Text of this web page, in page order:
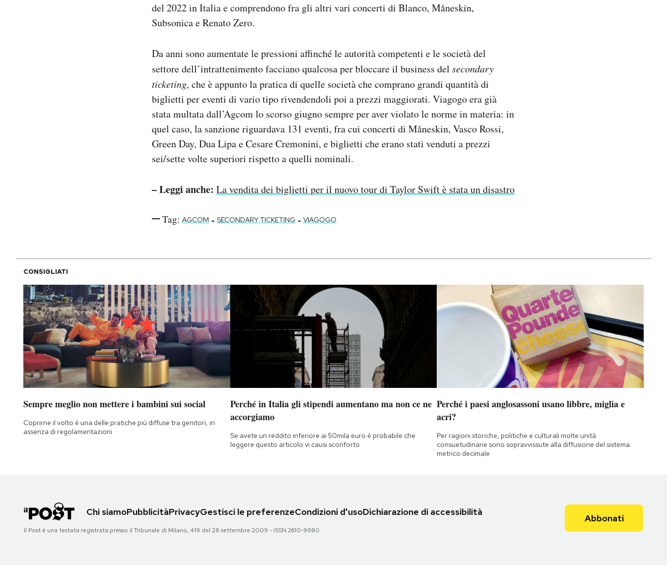
del 2022 in Italia e comprendono fra gli altri vari concerti di Blanco, Måneskin,
Subsonica e Renato Zero.
Da anni sono aumentate le pressioni affinché le autorità competenti e le società del
settore dell’intrattenimento facciano qualcosa per bloccare il business del secondary
ticketing, che è appunto la pratica di quelle società che comprano grandi quantità di
biglietti per eventi di vario tipo rivendendoli poi a prezzi maggiorati. Viagogo era già
stata multata dall’Agcom lo scorso giugno sempre per aver violato le norme in materia: in
quel caso, la sanzione riguardava 131 eventi, fra cui concerti di Måneskin, Vasco Rossi,
Green Day, Dua Lipa e Cesare Cremonini, e biglietti che erano stati venduti a prezzi
sei/sette volte superiori rispetto a quelli nominali.
– Leggi anche: La vendita dei biglietti per il nuovo tour di Taylor Swift è stata un disastro
Tag: AGCOM - SECONDARY TICKETING - VIAGOGO
CONSIGLIATI
Sempre meglio non mettere i bambini sui social
Coprirne il volto è una delle pratiche più diffuse tra genitori, in
assenza di regolamentazioni
Perché in Italia gli stipendi aumentano ma non ce ne
accorgiamo
Se avete un reddito inferiore ai 50mila euro è probabile che
leggere questo articolo vi causi sconforto
Perché i paesi anglosassoni usano libbre, miglia e
acri?
Per ragioni storiche, politiche e culturali molte unità
consuetudinarie sono sopravvissute alla diffusione del sistema
metrico decimale
Chi siamoPubblicitàPrivacyGestisci le preferenzeCondizioni d'usoDichiarazione di accessibilità
Il Post è una testata registrata presso il Tribunale di Milano, 419 del 28 settembre 2009 - ISSN 2610-9980
Abbonati